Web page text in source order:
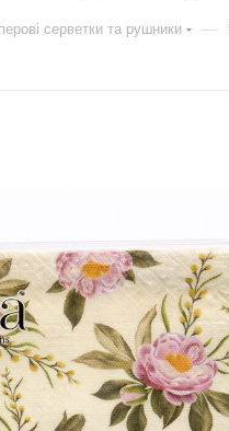
серветки та рушники —